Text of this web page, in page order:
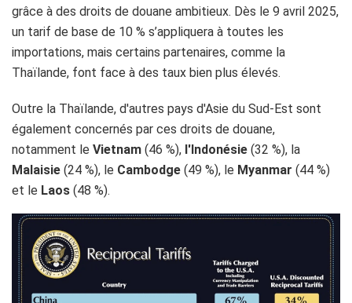
grâce à des droits de douane ambitieux. Dès le 9 avril 2025,
un tarif de base de 10 % s’appliquera à toutes les
importations, mais certains partenaires, comme la
Thaïlande, font face à des taux bien plus élevés.
Outre la Thaïlande, d'autres pays d'Asie du Sud-Est sont
également concernés par ces droits de douane,
notamment le Vietnam (46 %), l'Indonésie (32 %), la
Malaisie (24 %), le Cambodge (49 %), le Myanmar (44 %)
et le Laos (48 %). ​